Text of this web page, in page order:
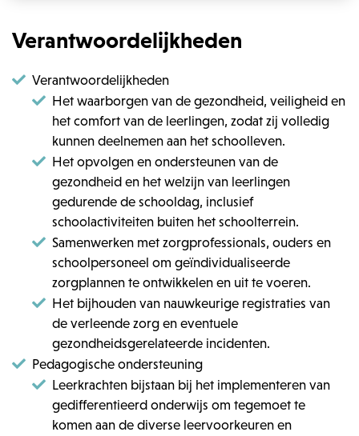
Verantwoordelijkheden
Verantwoordelijkheden
Het waarborgen van de gezondheid, veiligheid en
het comfort van de leerlingen, zodat zij volledig
kunnen deelnemen aan het schoolleven.
Het opvolgen en ondersteunen van de
gezondheid en het welzijn van leerlingen
gedurende de schooldag, inclusief
schoolactiviteiten buiten het schoolterrein.
Samenwerken met zorgprofessionals, ouders en
schoolpersoneel om geïndividualiseerde
zorgplannen te ontwikkelen en uit te voeren.
Het bijhouden van nauwkeurige registraties van
de verleende zorg en eventuele
gezondheidsgerelateerde incidenten.
Pedagogische ondersteuning
Leerkrachten bijstaan bij het implementeren van
gedifferentieerd onderwijs om tegemoet te
komen aan de diverse leervoorkeuren en